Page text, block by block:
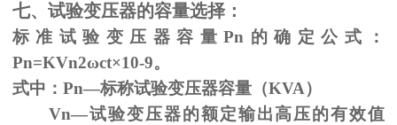
七、试验变压器的容量选择：
标准试验变压器容量Pn 的确定公式：
Pn=KVn2ωct×10-9。
式中： Pn—标称试验变压器容量（KVA）
Vn—试验变压器的额定输出高压的有效值